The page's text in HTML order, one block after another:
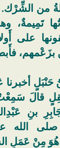
من الشِّرْك.
تَمِيمةٌ،
على
بزَعْمهم،
حَنْبَلٍ أخبرنا
قالَ
بنِ
صلى الله
هُوَ مِنْ عَمَلِ